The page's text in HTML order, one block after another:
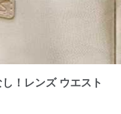
！レンズ ウエスト